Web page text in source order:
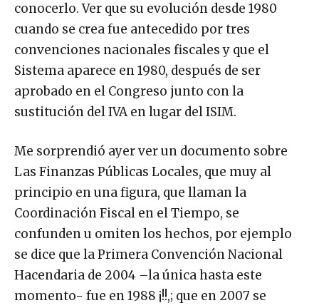
conocerlo. Ver que su evolución desde 1980
cuando se crea fue antecedido por tres
convenciones nacionales fiscales y que el
Sistema aparece en 1980, después de ser
aprobado en el Congreso junto con la
sustitución del IVA en lugar del ISIM.
Me sorprendió ayer ver un documento sobre
Las Finanzas Públicas Locales, que muy al
principio en una figura, que llaman la
Coordinación Fiscal en el Tiempo, se
confunden u omiten los hechos, por ejemplo
se dice que la Primera Convención Nacional
Hacendaria de 2004 –la única hasta este
momento- fue en 1988 ¡!!,; que en 2007 se